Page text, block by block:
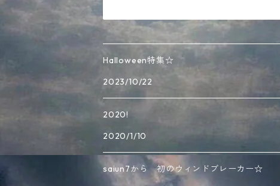
Halloween特集☆
2023/10/22
2020!
2020/1/10
saiun7から 初のウィンドブレーカー☆